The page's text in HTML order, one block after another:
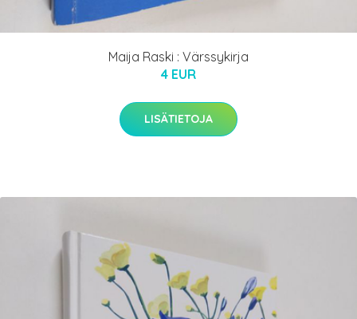
Maija Raski : Värssykirja
4 EUR
LISÄTIETOJA